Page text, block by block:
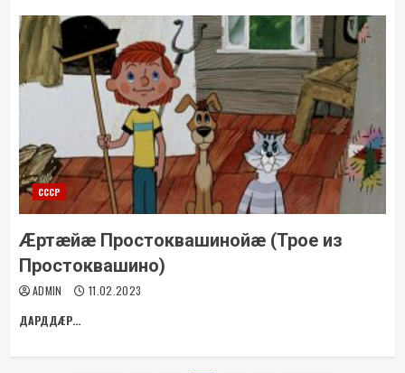
СССР
Æртæйæ Простоквашинойæ (Трое из
Простоквашино)
ADMIN
11.02.2023
ДАРДДÆР...